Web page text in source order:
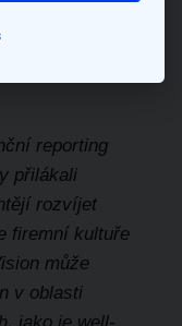
konzultace a
reporting
přilákali
rozvíjet
firemní kultuře
může
v oblasti